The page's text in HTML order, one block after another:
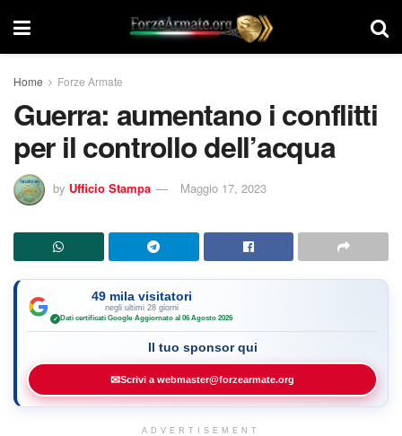
Home Forze Armate
Guerra: aumentano i conflitti
per il controllo dell’acqua
by Ufficio Stampa Maggio 17, 2023
49 mila visitatori
negli ultimi 28 giorni
✓ Dati certificati Google·Aggiornato al 06 Agosto 2026
Il tuo sponsor qui
✉Scrivi a webmaster@forzearmate.org
ADVERTISEMENT